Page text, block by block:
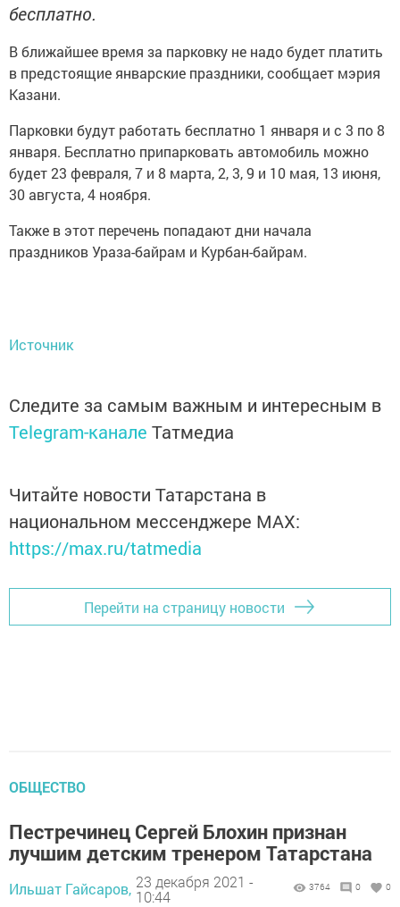
бесплатно.
В ближайшее время за парковку не надо будет платить
в предстоящие январские праздники, сообщает мэрия
Казани.
Парковки будут работать бесплатно 1 января и с 3 по 8
января. Бесплатно припарковать автомобиль можно
будет 23 февраля, 7 и 8 марта, 2, 3, 9 и 10 мая, 13 июня,
30 августа, 4 ноября.
Также в этот перечень попадают дни начала
праздников Ураза-байрам и Курбан-байрам.
Источник
Следите за самым важным и интересным в
Telegram-канале Татмедиа
Читайте новости Татарстана в
национальном мессенджере MАХ:
https://max.ru/tatmedia
Перейти на страницу новости
ОБЩЕСТВО
Пестречинец Сергей Блохин признан
лучшим детским тренером Татарстана
Ильшат Гайсаров, 23 декабря 2021 -
10:44
3764 0 0